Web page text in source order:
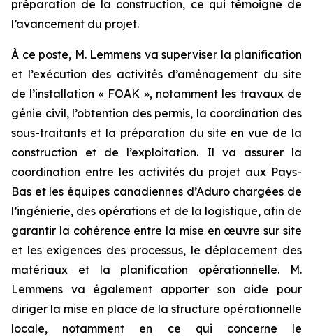
préparation de la construction, ce qui témoigne de
l’avancement du projet.
À ce poste, M. Lemmens va superviser la planification
et l’exécution des activités d’aménagement du site
de l’installation « FOAK », notamment les travaux de
génie civil, l’obtention des permis, la coordination des
sous-traitants et la préparation du site en vue de la
construction et de l’exploitation. Il va assurer la
coordination entre les activités du projet aux Pays-
Bas et les équipes canadiennes d’Aduro chargées de
l’ingénierie, des opérations et de la logistique, afin de
garantir la cohérence entre la mise en œuvre sur site
et les exigences des processus, le déplacement des
matériaux et la planification opérationnelle. M.
Lemmens va également apporter son aide pour
diriger la mise en place de la structure opérationnelle
locale, notamment en ce qui concerne le